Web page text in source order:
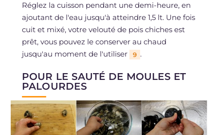
Réglez la cuisson pendant une demi-heure, en
ajoutant de l'eau jusqu'à atteindre 1,5 lt. Une fois
cuit et mixé, votre velouté de pois chiches est
prêt, vous pouvez le conserver au chaud
jusqu'au moment de l'utiliser
9 .
POUR LE SAUTÉ DE MOULES ET
PALOURDES